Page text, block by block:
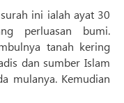
ini ialah ayat 30
perluasan bumi.
tanah kering
dan sumber Islam
mulanya. Kemudian